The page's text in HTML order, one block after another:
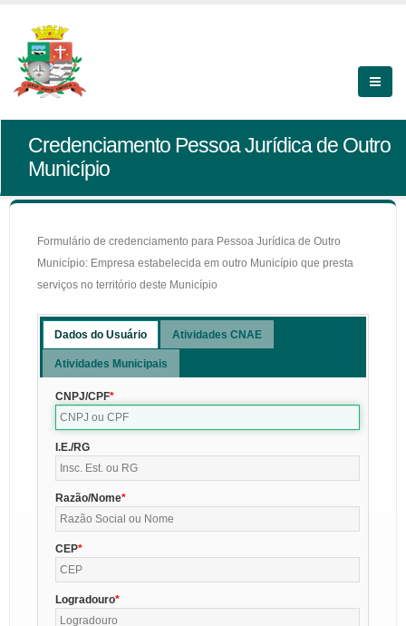
Credenciamento Pessoa Jurídica de Outro
Município
Formulário de credenciamento para Pessoa Jurídica de Outro
Município: Empresa estabelecida em outro Município que presta
serviços no território deste Município
Dados do Usuário Atividades CNAE
Atividades Municipais
CNPJ/CPF
I.E./RG
Razão/Nome
CEP
Logradouro